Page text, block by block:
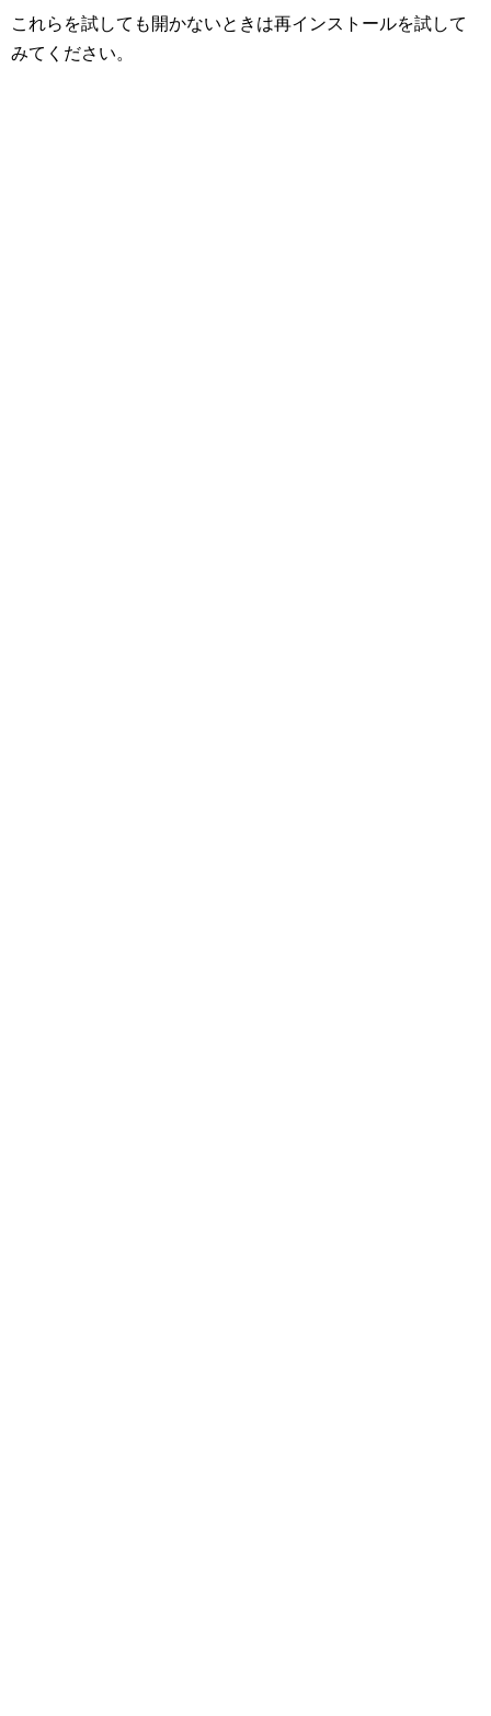
これらを試しても開かないときは再インストールを試して
みてください。